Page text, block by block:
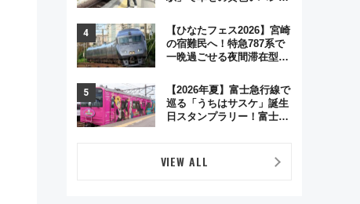
とり旅」279回目の舞台は
「島原鉄道」
【ひなたフェス2026】宮崎
の宿難民へ！特急787系で
一晩過ごせる夜間滞在型イ
ま」が救世主に？
【2026年夏】富士急行線で
巡る「うちはサスケ」誕生
日スタンプラリー！富士急
VIEW ALL